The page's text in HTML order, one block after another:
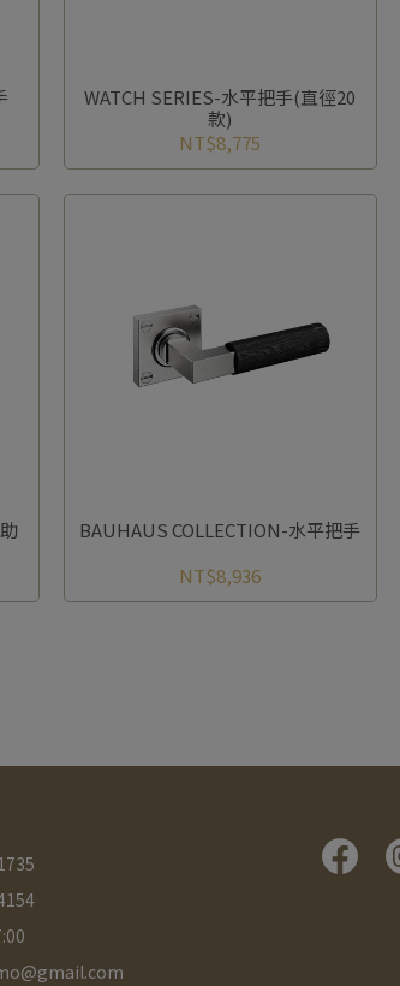
WATCH SERIES-水平把手(直徑20
款)
NT$8,775
BAUHAUS COLLECTION-水平把手
NT$8,936